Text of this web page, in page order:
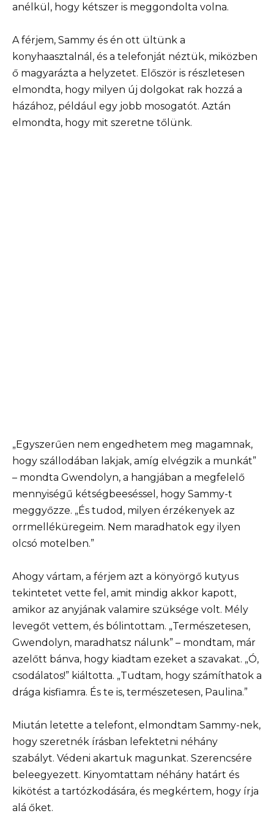
anélkül, hogy kétszer is meggondolta volna.
A férjem, Sammy és én ott ültünk a
konyhaasztalnál, és a telefonját néztük, miközben
ő magyarázta a helyzetet. Először is részletesen
elmondta, hogy milyen új dolgokat rak hozzá a
házához, például egy jobb mosogatót. Aztán
elmondta, hogy mit szeretne tőlünk.
„Egyszerűen nem engedhetem meg magamnak,
hogy szállodában lakjak, amíg elvégzik a munkát”
– mondta Gwendolyn, a hangjában a megfelelő
mennyiségű kétségbeeséssel, hogy Sammy-t
meggyőzze. „És tudod, milyen érzékenyek az
orrmelléküregeim. Nem maradhatok egy ilyen
olcsó motelben.”
Ahogy vártam, a férjem azt a könyörgő kutyus
tekintetet vette fel, amit mindig akkor kapott,
amikor az anyjának valamire szüksége volt. Mély
levegőt vettem, és bólintottam. „Természetesen,
Gwendolyn, maradhatsz nálunk” – mondtam, már
azelőtt bánva, hogy kiadtam ezeket a szavakat. „Ó,
csodálatos!” kiáltotta. „Tudtam, hogy számíthatok a
drága kisfiamra. És te is, természetesen, Paulina.”
Miután letette a telefont, elmondtam Sammy-nek,
hogy szeretnék írásban lefektetni néhány
szabályt. Védeni akartuk magunkat. Szerencsére
beleegyezett. Kinyomtattam néhány határt és
kikötést a tartózkodására, és megkértem, hogy írja
alá őket.